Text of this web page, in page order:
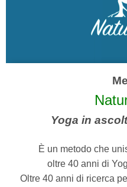
Yoga in
È un metodo che
oltre 40 anni di
Oltre 40 anni di ricerca